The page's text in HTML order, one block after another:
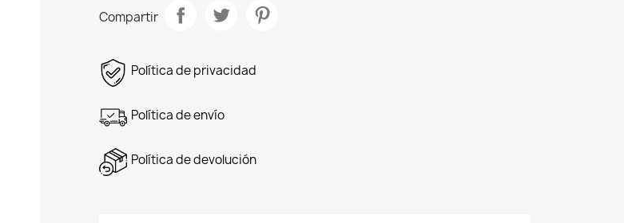
Compartir
Política de privacidad
Política de envío
Política de devolución